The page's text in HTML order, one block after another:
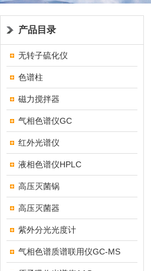
产品目录
无转子硫化仪
色谱柱
磁力搅拌器
气相色谱仪GC
红外光谱仪
液相色谱仪HPLC
高压灭菌锅
高压灭菌器
紫外分光光度计
气相色谱质谱联用仪GC-MS